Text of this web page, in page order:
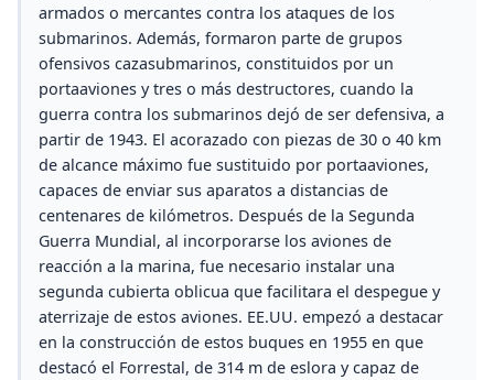
armados o mercantes contra los ataques de los
submarinos. Además, formaron parte de grupos
ofensivos cazasubmarinos, constituidos por un
portaaviones y tres o más destructores, cuando la
guerra contra los submarinos dejó de ser defensiva, a
partir de 1943. El acorazado con piezas de 30 o 40 km
de alcance máximo fue sustituido por portaaviones,
capaces de enviar sus aparatos a distancias de
centenares de kilómetros. Después de la Segunda
Guerra Mundial, al incorporarse los aviones de
reacción a la marina, fue necesario instalar una
segunda cubierta oblicua que facilitara el despegue y
aterrizaje de estos aviones. EE.UU. empezó a destacar
en la construcción de estos buques en 1955 en que
destacó el Forrestal, de 314 m de eslora y capaz de